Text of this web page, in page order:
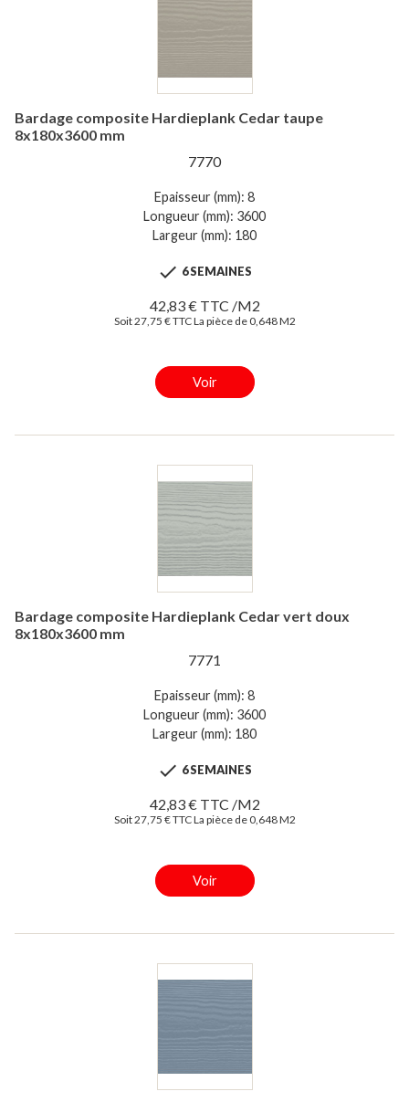
Bardage composite Hardieplank Cedar taupe
8x180x3600 mm
7770
Epaisseur (mm): 8
Longueur (mm): 3600
Largeur (mm): 180
 6 SEMAINES
42,83 € TTC /M2
Soit 27,75 € TTC La pièce de 0,648 M2
Voir
Bardage composite Hardieplank Cedar vert doux
8x180x3600 mm
7771
Epaisseur (mm): 8
Longueur (mm): 3600
Largeur (mm): 180
 6 SEMAINES
42,83 € TTC /M2
Soit 27,75 € TTC La pièce de 0,648 M2
Voir